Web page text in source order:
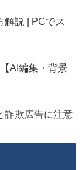
解説 | PCでス
AI編集・背景
詐欺広告に注意